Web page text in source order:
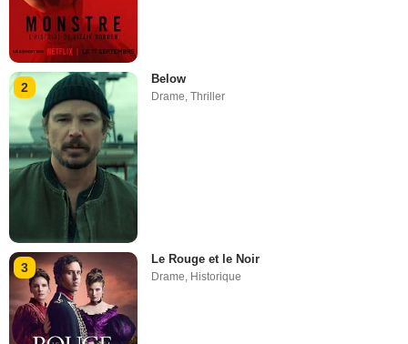
2
Below
Drame ,Thriller
3
Le Rouge et le Noir
Drame, Historique